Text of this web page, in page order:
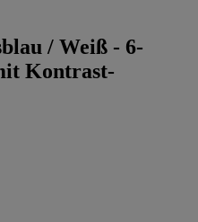
/ Weiß - 6-
Kontrast-